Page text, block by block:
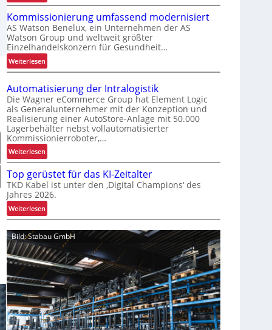
W
a
r
u
m
G
r
e
i
f
e
n
k
o
p
l
e
x
r
i
s
t
a
l
s
F
Kommissionierung umfassend modernisiert
AS Watson Benelux, ein Unternehmen der AS
Watson Group und weltweit größter
Einzelhandelskonzern für Gesundheit…
Weiterlesen:
K
o
m
m
i
s
s
i
o
n
i
e
r
u
g
u
m
f
a
s
s
e
Automatisierung der Intralogistik
Die Wagner eCommerce Group hat Element Logic
als Generalunternehmer mit der Konzeption und
Realisierung einer AutoStore-Anlage mit 50.000
Lagerbehälter nebst vollautomatisierter
Kommissionierroboter,…
Weiterlesen:
A
u
t
o
m
a
t
i
s
i
e
r
u
n
g
Top gerüstet für das KI-Zeitalter
TKD Kabel ist unter den ‚Digital Champions‘ des
Jahres 2026.
Weiterlesen:
T
o
g
e
r
ü
s
t
e
Bild: Stabau GmbH